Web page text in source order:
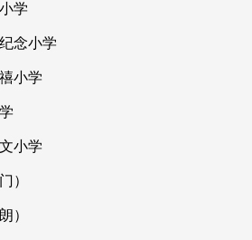
学
念小学
小学
小学
）
）